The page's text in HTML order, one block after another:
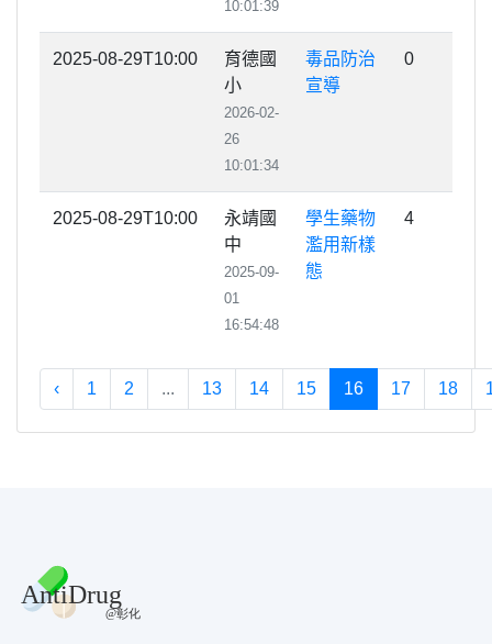
10:01:39
2025-08-29T10:00
育德國
小
2026-02-
26
10:01:34
毒品防治
宣導
0
2025-08-29T10:00
永靖國
中
2025-09-
01
16:54:48
學生藥物
濫用新樣
態
4
‹ 1 2 ... 13 14 15 16 17 18